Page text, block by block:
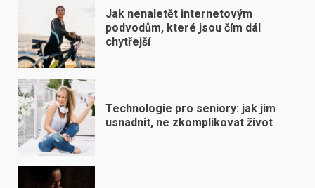
Jak nenaletět internetovým
podvodům, které jsou čím dál
chytřejší
Technologie pro seniory: jak jim
usnadnit, ne zkomplikovat život